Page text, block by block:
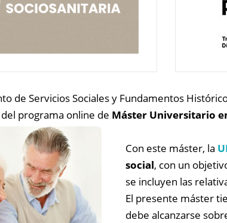
de Servicios Sociales y Fundamentos
programa online de Máster Universitario
Con este máster, la
social, con un
se incluyen las
El presente máster
debe alcanzarse